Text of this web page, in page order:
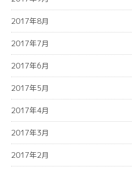
2017年8月
2017年7月
2017年6月
2017年5月
2017年4月
2017年3月
2017年2月